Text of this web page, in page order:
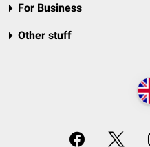
For Business
Other stuff